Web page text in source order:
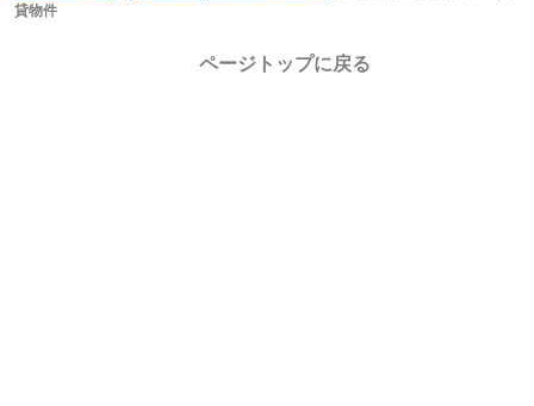
貸物件
ページトップに戻る